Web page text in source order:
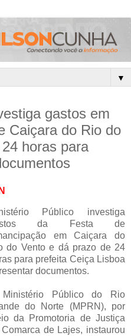
▼
gastos em
Caiçara do Rio do
horas para
Público investiga
da Festa de
em Caiçara do
do Vento e dá prazo de 24
para prefeita Ceiça Lisboa
documentos.
Público do Rio
do Norte (MPRN), por
da Promotoria de Justiça
de Lajes, instaurou